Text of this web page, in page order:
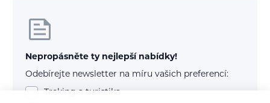
Nepropásněte ty nejlepší nabídky!
Odebírejte newsletter na míru vašich preferencí:
Treking a turistika